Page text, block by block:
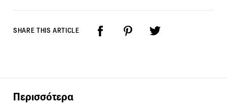
SHARE THIS ARTICLE
Περισσότερα